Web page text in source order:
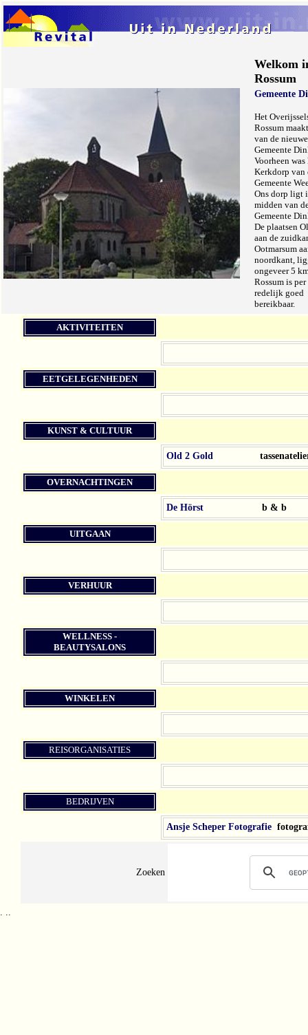
Welkom
Rossum
Gemeente
Het
Rossum
van de nieuwe
Gemeente
Voorheen was
Kerkdorp van
Gemeente
Ons dorp ligt
midden van
Gemeente
De plaatsen
aan de
Ootmarsum
noordkant,
ongeveer 5
Rossum is per
redelijk goed
bereikbaar.
AKTIVITEITEN
EETGELEGENHEDEN
KUNST & CULTUUR
Old 2 Gold
OVERNACHTINGEN
De Hörst b & b
UITGAAN
VERHUUR
WELLNESS -
BEAUTYSALONS
WINKELEN
REISORGANISATIES
BEDRIJVEN
Ansje Scheper Fotografie
Zoeken
. ..